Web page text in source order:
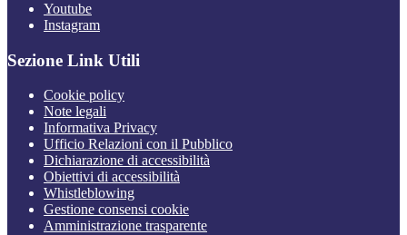
Youtube
Instagram
Sezione Link Utili
Cookie policy
Note legali
Informativa Privacy
Ufficio Relazioni con il Pubblico
Dichiarazione di accessibilità
Obiettivi di accessibilità
Whistleblowing
Gestione consensi cookie
Amministrazione trasparente